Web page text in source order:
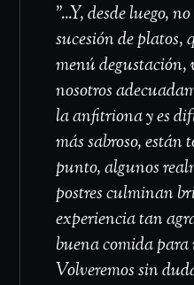
"...Y, desde luego,
sucesión de platos,
menú
nosotros
la anfitriona y es
más sabroso, están
punto, algunos
postres culminan
experiencia tan
buena comida
Volveremos sin